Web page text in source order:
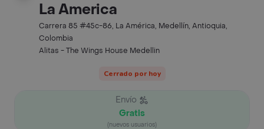
La America
Carrera 85 #45c-86, La América, Medellín, Antioquia,
Colombia
Alitas - The Wings House Medellin
Cerrado por hoy
Envío
Gratis
(nuevos usuarios)